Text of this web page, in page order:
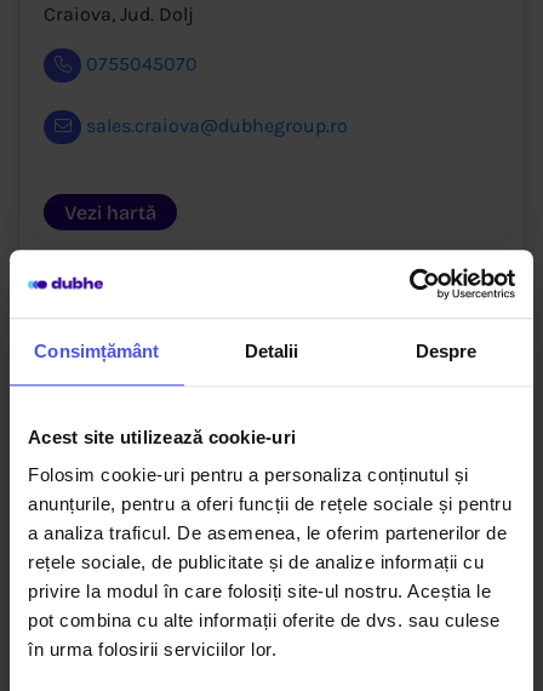
Consimțământ Detalii Despre
Acest site utilizează cookie-uri
Folosim cookie-uri pentru a personaliza conținutul și
anunțurile, pentru a oferi funcții de rețele sociale și pentru
a analiza traficul. De asemenea, le oferim partenerilor de
rețele sociale, de publicitate și de analize informații cu
privire la modul în care folosiți site-ul nostru. Aceștia le
pot combina cu alte informații oferite de dvs. sau culese
în urma folosirii serviciilor lor.
Craiova, Jud. Dolj
0755045070
sales.craiova@dubhegroup.ro
Vezi hartă
Galați
Drumul de Centura nr. 3B,